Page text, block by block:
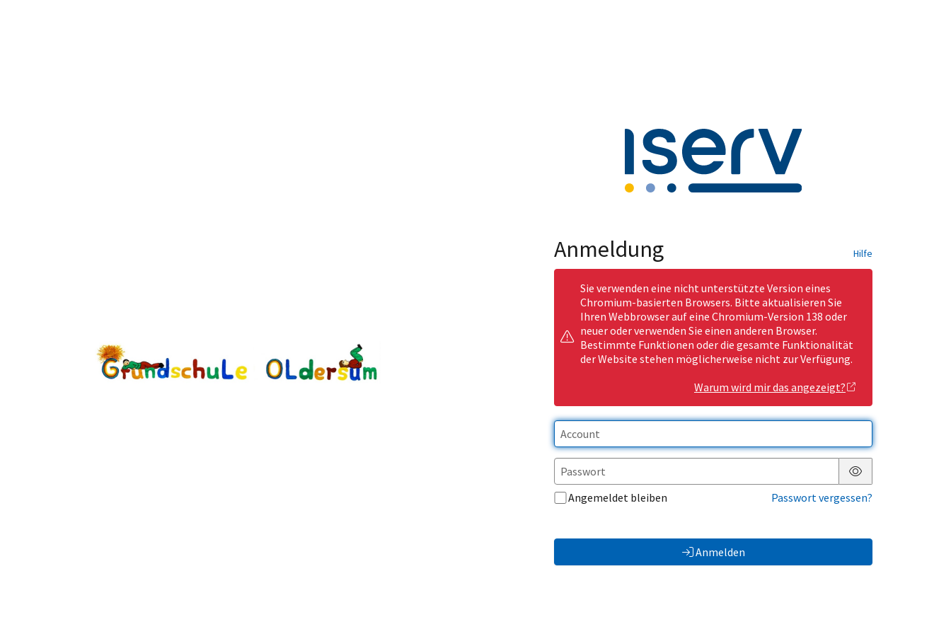
Anmeldung Hilfe
Sie verwenden eine nicht unterstützte Version eines
Chromium-basierten Browsers. Bitte aktualisieren Sie
Ihren Webbrowser auf eine Chromium-Version 138 oder
neuer oder verwenden Sie einen anderen Browser.
Bestimmte Funktionen oder die gesamte Funktionalität
der Website stehen möglicherweise nicht zur Verfügung.
Warum wird mir das angezeigt?
Passwort anzeigen
Angemeldet bleiben
Passwort vergessen?
Anmelden